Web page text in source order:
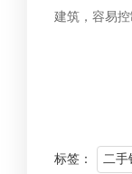
建筑，容易控
标签： 二手